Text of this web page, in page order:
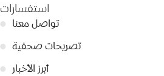
استفسارات
● تواصل معنا
● تصريحات صحفية
●
أبرز الأخبار